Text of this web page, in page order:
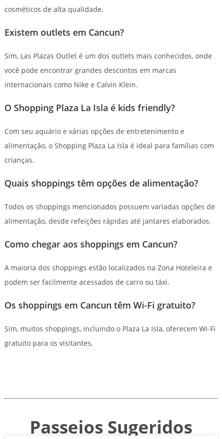
cosméticos de alta qualidade.
Existem outlets em Cancun?
Sim, Las Plazas Outlet é um dos outlets mais conhecidos, onde
você pode encontrar grandes descontos em marcas
internacionais como Nike e Calvin Klein.
O Shopping Plaza La Isla é kids friendly?
Com seu aquário e várias opções de entretenimento e
alimentação, o Shopping Plaza La Isla é ideal para famílias com
crianças.
Quais shoppings têm opções de alimentação?
Todos os shoppings mencionados possuem variadas opções de
alimentação, desde refeições rápidas até jantares elaborados.
Como chegar aos shoppings em Cancun?
A maioria dos shoppings estão localizados na Zona Hoteleira e
podem ser facilmente acessados de carro ou táxi.
Os shoppings em Cancun têm Wi-Fi gratuito?
Sim, muitos shoppings, incluindo o Plaza La Isla, oferecem Wi-Fi
gratuito para os visitantes.
Passeios Sugeridos